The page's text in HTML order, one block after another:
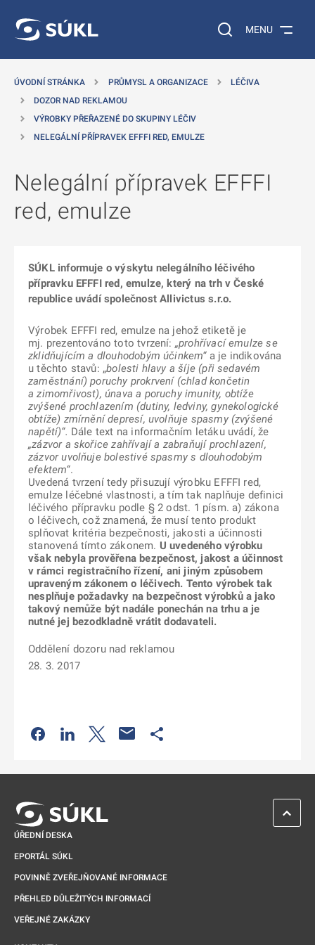
Vyhledávání na
MENU
ÚVODNÍ STRÁNKA PRŮMYSL A ORGANIZACE
LÉČIVA
DOZOR NAD REKLAMOU
VÝROBKY PŘEŘAZENÉ DO SKUPINY LÉČIV
NELEGÁLNÍ PŘÍPRAVEK EFFFI RED, EMULZE
Nelegální přípravek EFFFI
red, emulze
SÚKL informuje o výskytu nelegálního léčivého
přípravku EFFFI red, emulze, který na trh v České
republice uvádí společnost Allivictus s.r.o.
Výrobek EFFFI red, emulze na jehož etiketě je
mj. prezentováno toto tvrzení: „prohřívací emulze se
zklidňujícím a dlouhodobým účinkem“a je indikována
u těchto stavů: „bolesti hlavy a šíje (při sedavém
zaměstnání) poruchy prokrvení (chlad končetin
a zimomřivost), únava a poruchy imunity, obtíže
zvýšené prochlazením (dutiny, ledviny, gynekologické
obtíže) zmírnění depresí, uvolňuje spasmy (zvýšené
napětí)“. Dále text na informačním letáku uvádí, že
„zázvor a skořice zahřívají a zabraňují prochlazení,
zázvor uvolňuje bolestivé spasmy s dlouhodobým
efektem“.
Uvedená tvrzení tedy přisuzují výrobku EFFFI red,
emulze léčebné vlastnosti, a tím tak naplňuje definici
léčivého přípravku podle § 2 odst. 1 písm. a) zákona
o léčivech, což znamená, že musí tento produkt
splňovat kritéria bezpečnosti, jakosti a účinnosti
stanovená tímto zákonem. U uvedeného výrobku
však nebyla prověřena bezpečnost, jakost a účinnost
v rámci registračního řízení, ani jiným způsobem
upraveným zákonem o léčivech. Tento výrobek tak
nesplňuje požadavky na bezpečnost výrobků a jako
takový nemůže být nadále ponechán na trhu a je
nutné jej bezodkladně vrátit dodavateli.
Oddělení dozoru nad reklamou
28. 3. 2017
Odkaz se otevře na nové kartě
Odkaz se otevře na nové kartě
Odkaz se otevře na nové kartě
ÚŘEDNÍ DESKA
EPORTÁL SÚKL
POVINNĚ ZVEŘEJŇOVANÉ INFORMACE
PŘEHLED DŮLEŽITÝCH INFORMACÍ
VEŘEJNÉ ZAKÁZKY
ZPĚT